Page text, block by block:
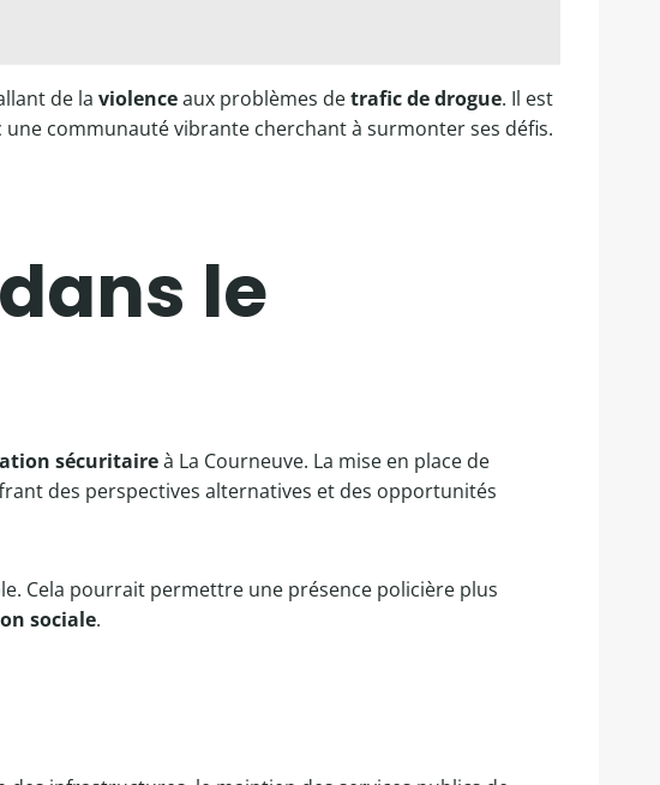
de la violenceaux problèmes detrafic de drogue. Il est
communauté vibrante cherchant à surmonter ses défis.
le
sécuritaireà La Courneuve. La mise en place de
des perspectives alternatives et des opportunités
Cela pourrait permettre une présence policière plus
sociale.